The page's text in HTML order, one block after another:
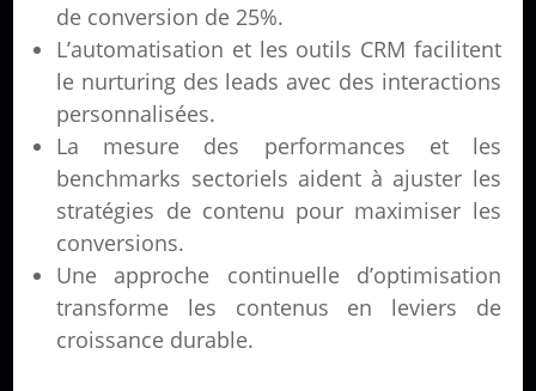
de conversion de 25%.
L’automatisation et les outils CRM facilitent
le nurturing des leads avec des interactions
personnalisées.
La mesure des performances et les
benchmarks sectoriels aident à ajuster les
stratégies de contenu pour maximiser les
conversions.
Une approche continuelle d’optimisation
transforme les contenus en leviers de
croissance durable.